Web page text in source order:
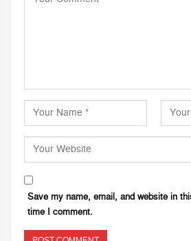
Save my name, email, and website in
time I comment.